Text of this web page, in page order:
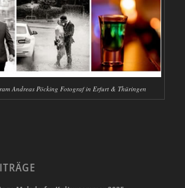
Andreas Pöcking Fotograf in Erfurt & Thüringen